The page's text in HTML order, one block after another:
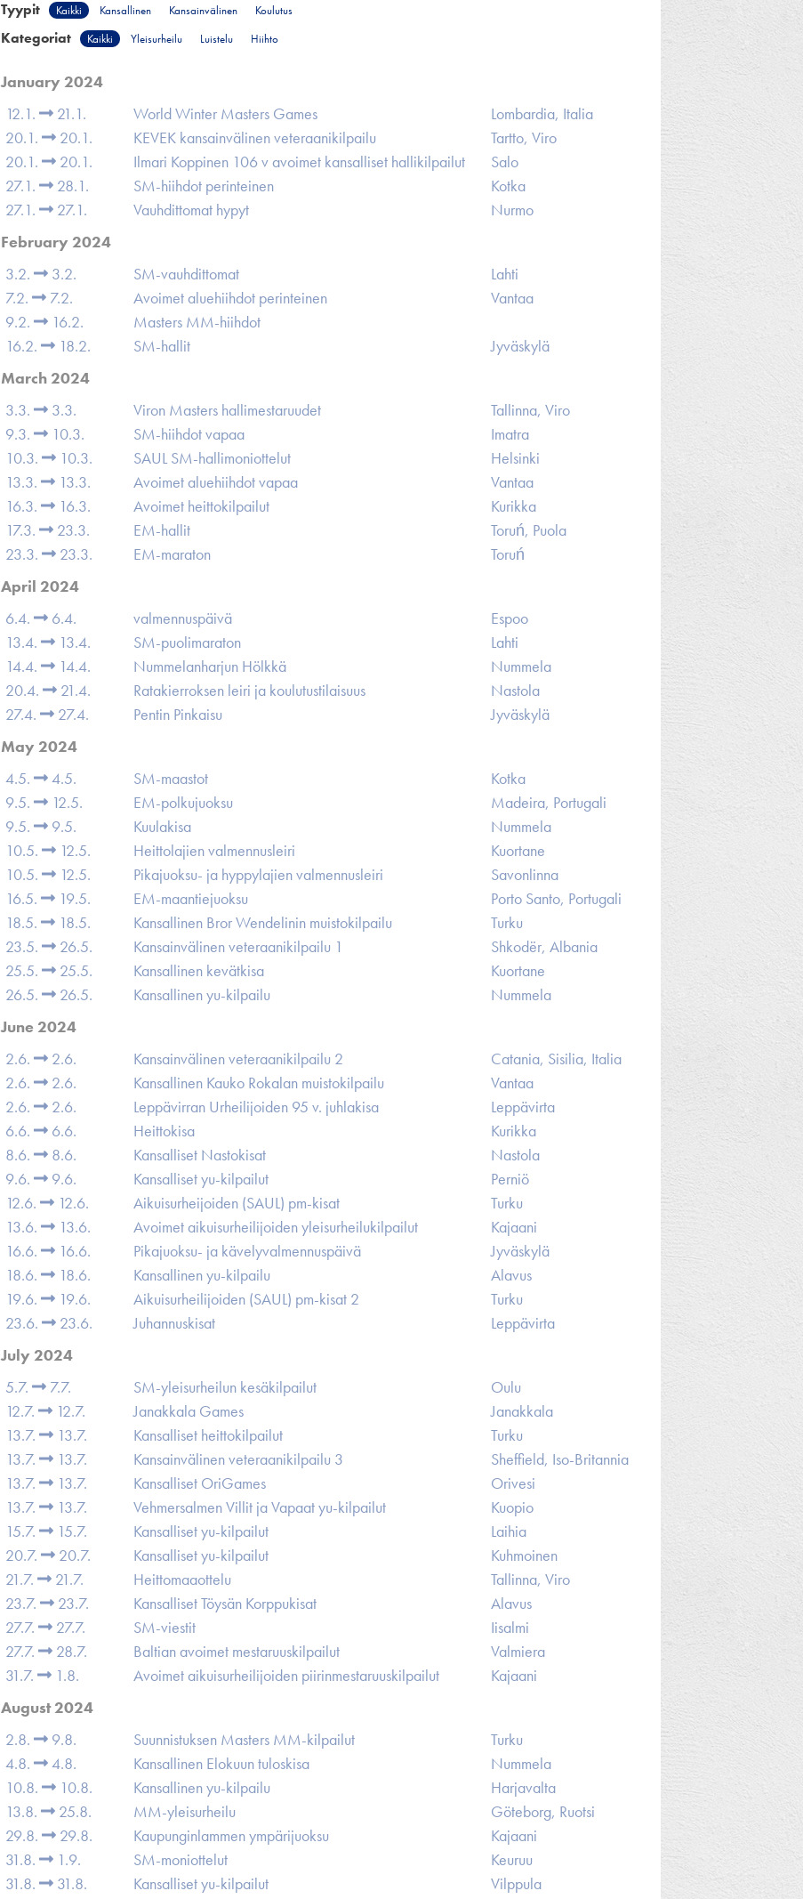
Tyypit Kaikki Kansallinen Kansainvälinen Koulutus
Kategoriat Kaikki Yleisurheilu Luistelu Hiihto
January 2024
12.1.
21.1. World Winter Masters Games
Lombardia, Italia
20.1.
20.1. KEVEK kansainvälinen veteraanikilpailu
Tartto, Viro
20.1.
20.1. Ilmari Koppinen 106 v avoimet kansalliset hallikilpailut
Salo
27.1.
28.1. SM-hiihdot perinteinen
Kotka
27.1.
27.1. Vauhdittomat hypyt
Nurmo
February 2024
3.2.
3.2. SM-vauhdittomat
Lahti
7.2.
7.2. Avoimet aluehiihdot perinteinen
Vantaa
9.2.
16.2.
Masters MM-hiihdot
16.2.
18.2. SM-hallit
Jyväskylä
March 2024
3.3.
3.3. Viron Masters hallimestaruudet
Tallinna, Viro
9.3.
10.3. SM-hiihdot vapaa
Imatra
10.3.
10.3. SAUL SM-hallimoniottelut
Helsinki
13.3.
13.3. Avoimet aluehiihdot vapaa
Vantaa
16.3.
16.3. Avoimet heittokilpailut
Kurikka
17.3.
23.3. EM-hallit
Toruń, Puola
23.3.
23.3. EM-maraton
Toruń
April 2024
6.4.
6.4. valmennuspäivä
Espoo
13.4.
13.4. SM-puolimaraton
Lahti
14.4.
14.4. Nummelanharjun Hölkkä
Nummela
20.4.
21.4. Ratakierroksen leiri ja koulutustilaisuus
Nastola
27.4.
27.4. Pentin Pinkaisu
Jyväskylä
May 2024
4.5.
4.5. SM-maastot
Kotka
9.5.
12.5. EM-polkujuoksu
Madeira, Portugali
9.5.
9.5. Kuulakisa
Nummela
10.5.
12.5. Heittolajien valmennusleiri
Kuortane
10.5.
12.5. Pikajuoksu- ja hyppylajien valmennusleiri
Savonlinna
16.5.
19.5. EM-maantiejuoksu
Porto Santo, Portugali
18.5.
18.5. Kansallinen Bror Wendelinin muistokilpailu
Turku
23.5.
26.5. Kansainvälinen veteraanikilpailu 1
Shkodër, Albania
25.5.
25.5. Kansallinen kevätkisa
Kuortane
26.5.
26.5. Kansallinen yu-kilpailu
Nummela
June 2024
2.6.
2.6. Kansainvälinen veteraanikilpailu 2
Catania, Sisilia, Italia
2.6.
2.6. Kansallinen Kauko Rokalan muistokilpailu
Vantaa
2.6.
2.6. Leppävirran Urheilijoiden 95 v. juhlakisa
Leppävirta
6.6.
6.6. Heittokisa
Kurikka
8.6.
8.6. Kansalliset Nastokisat
Nastola
9.6.
9.6. Kansalliset yu-kilpailut
Perniö
12.6.
12.6. Aikuisurheijoiden (SAUL) pm-kisat
Turku
13.6.
13.6. Avoimet aikuisurheilijoiden yleisurheilukilpailut
Kajaani
16.6.
16.6. Pikajuoksu- ja kävelyvalmennuspäivä
Jyväskylä
18.6.
18.6. Kansallinen yu-kilpailu
Alavus
19.6.
19.6. Aikuisurheilijoiden (SAUL) pm-kisat 2
Turku
23.6.
23.6. Juhannuskisat
Leppävirta
July 2024
5.7.
7.7. SM-yleisurheilun kesäkilpailut
Oulu
12.7.
12.7. Janakkala Games
Janakkala
13.7.
13.7. Kansalliset heittokilpailut
Turku
13.7.
13.7. Kansainvälinen veteraanikilpailu 3
Sheffield, Iso-Britannia
13.7.
13.7. Kansalliset OriGames
Orivesi
13.7.
13.7. Vehmersalmen Villit ja Vapaat yu-kilpailut
Kuopio
15.7.
15.7. Kansalliset yu-kilpailut
Laihia
20.7.
20.7. Kansalliset yu-kilpailut
Kuhmoinen
21.7.
21.7. Heittomaaottelu
Tallinna, Viro
23.7.
23.7. Kansalliset Töysän Korppukisat
Alavus
27.7.
27.7. SM-viestit
Iisalmi
27.7.
28.7. Baltian avoimet mestaruuskilpailut
Valmiera
31.7.
1.8. Avoimet aikuisurheilijoiden piirinmestaruuskilpailut
Kajaani
August 2024
2.8.
9.8. Suunnistuksen Masters MM-kilpailut
Turku
4.8.
4.8. Kansallinen Elokuun tuloskisa
Nummela
10.8.
10.8. Kansallinen yu-kilpailu
Harjavalta
13.8.
25.8. MM-yleisurheilu
Göteborg, Ruotsi
29.8.
29.8. Kaupunginlammen ympärijuoksu
Kajaani
31.8.
1.9. SM-moniottelut
Keuruu
31.8.
31.8. Kansalliset yu-kilpailut
Vilppula